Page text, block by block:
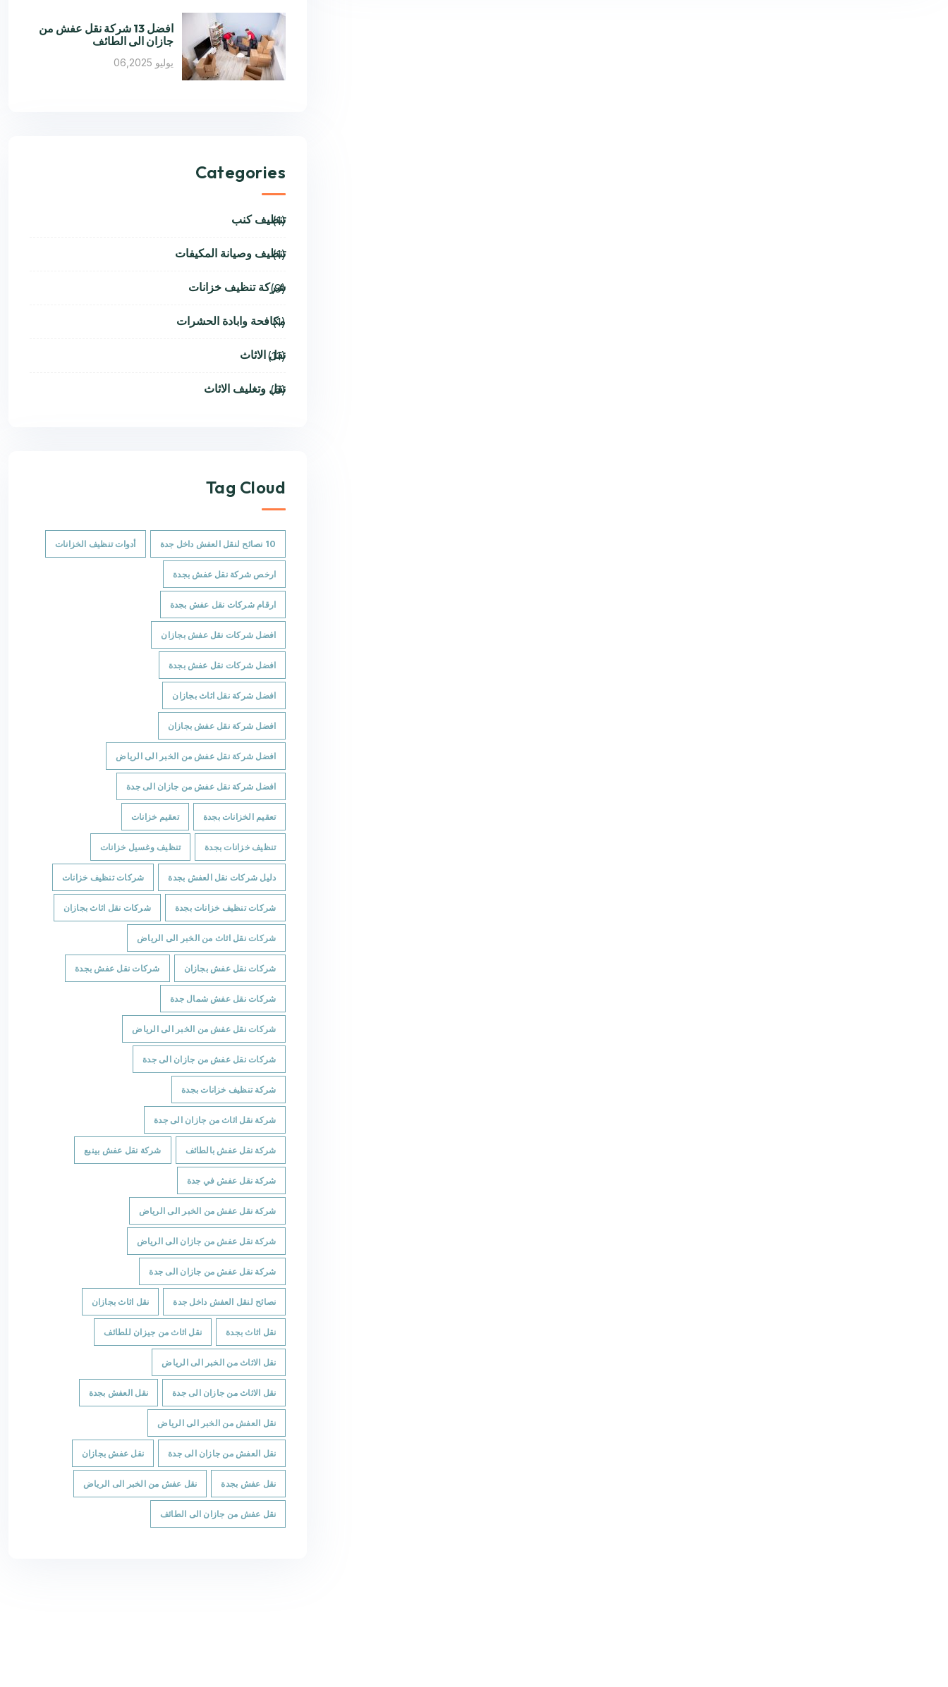
افضل 13 شركة نقل عفش من
جازان الى الطائف
يوليو 06,2025
Categories
تنظيف كنب
(1)
تنظيف وصيانة المكيفات
(1)
شركة تنظيف خزانات
(9)
مكافحة وابادة الحشرات
(1)
نقل الاثاث
(11)
نقل وتغليف الاثاث
(6)
Tag Cloud
10 نصائح لنقل العفش داخل جدة أدوات تنظيف الخزانات
ارخص شركة نقل عفش بجدة
ارقام شركات نقل عفش بجدة
افضل شركات نقل عفش بجازان
افضل شركات نقل عفش بجدة
افضل شركة نقل اثاث بجازان
افضل شركة نقل عفش بجازان
افضل شركة نقل عفش من الخبر الى الرياض
افضل شركة نقل عفش من جازان الى جدة
تعقيم الخزانات بجدة تعقيم خزانات
تنظيف خزانات بجدة تنظيف وغسيل خزانات
دليل شركات نقل العفش بجدة شركات تنظيف خزانات
شركات تنظيف خزانات بجدة شركات نقل اثاث بجازان
شركات نقل اثاث من الخبر الى الرياض
شركات نقل عفش بجازان شركات نقل عفش بجدة
شركات نقل عفش شمال جدة
شركات نقل عفش من الخبر الى الرياض
شركات نقل عفش من جازان الى جدة
شركة تنظيف خزانات بجدة
شركة نقل اثاث من جازان الى جدة
شركة نقل عفش بالطائف شركة نقل عفش بينبع
شركة نقل عفش في جدة
شركة نقل عفش من الخبر الى الرياض
شركة نقل عفش من جازان الى الرياض
شركة نقل عفش من جازان الى جدة
نصائح لنقل العفش داخل جدة نقل اثاث بجازان
نقل اثاث بجدة نقل اثاث من جيزان للطائف
نقل الاثاث من الخبر الى الرياض
نقل الاثاث من جازان الى جدة نقل العفش بجدة
نقل العفش من الخبر الى الرياض
نقل العفش من جازان الى جدة نقل عفش بجازان
نقل عفش بجدة نقل عفش من الخبر الى الرياض
نقل عفش من جازان الى الطائف